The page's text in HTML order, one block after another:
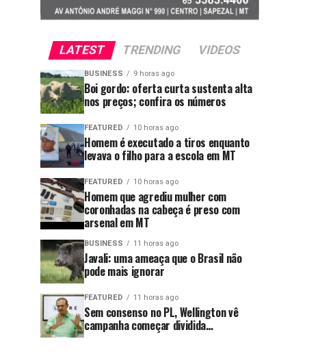
LATEST TRENDING VIDEOS
BUSINESS 9 horas ago
Boi gordo: oferta curta sustenta alta
nos preços; confira os números
FEATURED 10 horas ago
Homem é executado a tiros enquanto
levava o filho para a escola em MT
FEATURED 10 horas ago
Homem que agrediu mulher com
coronhadas na cabeça é preso com
arsenal em MT
BUSINESS 11 horas ago
Javali: uma ameaça que o Brasil não
pode mais ignorar
FEATURED 11 horas ago
Sem consenso no PL, Wellington vê
campanha começar dividida…